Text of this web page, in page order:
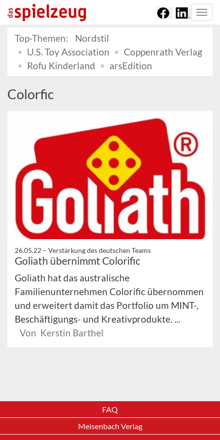
Top-Themen:
Nordstil
U.S. Toy Association
Coppenrath Verlag
Rofu Kinderland
arsEdition
Colorfic
26.05.22 – Verstärkung des deutschen Teams
Goliath übernimmt Colorific
Goliath hat das australische
Familienunternehmen Colorific übernommen
und erweitert damit das Portfolio um MINT-,
Beschäftigungs- und Kreativprodukte. ...
Von Kerstin Barthel
FAQ
Meisenbach Verlag